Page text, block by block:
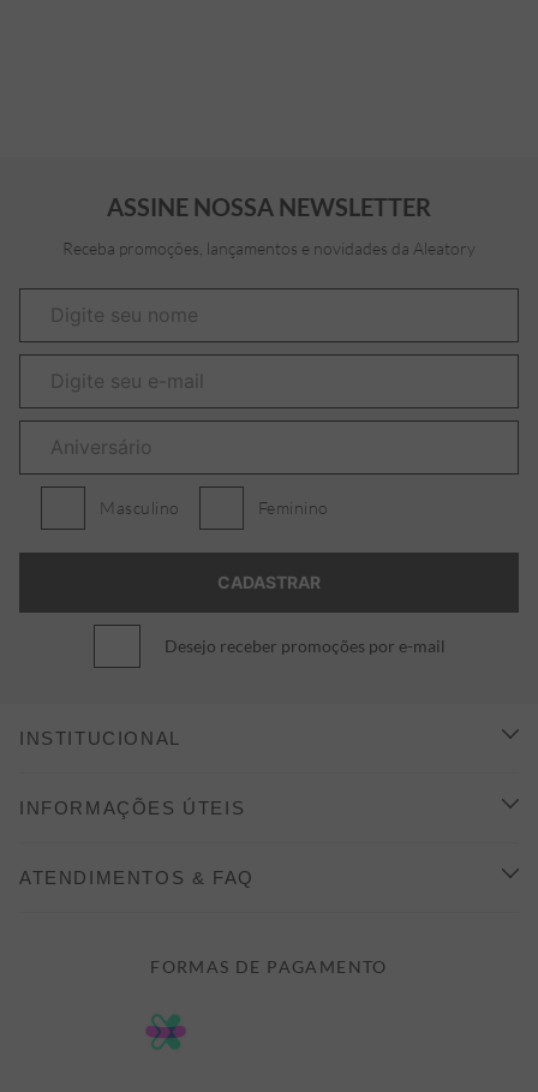
ASSINE NOSSA NEWSLETTER
Receba promoções, lançamentos e novidades da Aleatory
Masculino Feminino
Desejo receber promoções por e-mail
INSTITUCIONAL
CONHEÇA A ALEATORY
INFORMAÇÕES ÚTEIS
FORMAS DE PAGAMENTO
POLÍTICA DE PRIVACIDADE
ATENDIMENTOS & FAQ
FORMAS DE PAGAMENTO